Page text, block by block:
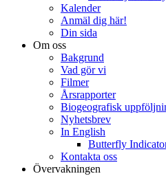
Kalender
Anmäl dig här!
Din sida
Om oss
Bakgrund
Vad gör vi
Filmer
Årsrapporter
Biogeografisk
Nyhetsbrev
In English
Butterfly
Kontakta oss
Övervakningen